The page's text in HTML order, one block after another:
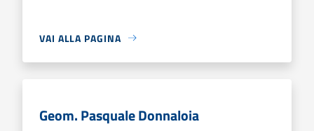
VAI ALLA PAGINA
Geom. Pasquale Donnaloia